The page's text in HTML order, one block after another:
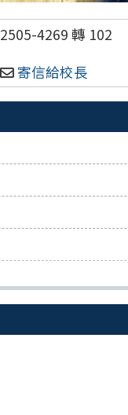
2505-4269 轉 102
寄信給校長